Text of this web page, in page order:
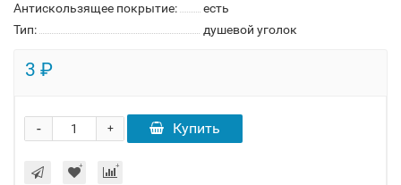
Антискользящее покрытие:
есть
Тип:
душевой уголок
3 ₽
+
- Купить